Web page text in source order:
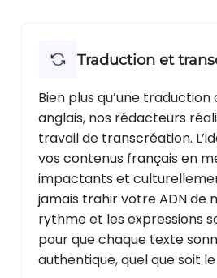
Traduction et
Bien plus qu’une
anglais, nos rédacteurs
travail de transcréation.
vos contenus français en
impactants et
jamais trahir votre ADN de
rythme et les expressions
pour que chaque texte
authentique, quel que soit